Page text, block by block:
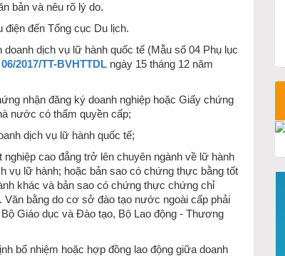
bản và nêu rõ lý do.
đến Tổng cục Du lịch.
dịch vụ lữ hành quốc tế (Mẫu số 04 Phụ lục
2017/TT-BVHTTDL ngày 15 tháng 12 năm
nhận đăng ký doanh nghiệp hoặc Giấy chứng
nước có thẩm quyền cấp;
dịch vụ lữ hành quốc tế;
cao đẳng trở lên chuyên ngành về lữ hành
vụ lữ hành; hoặc bản sao có chứng thực bằng tốt
khác và bản sao có chứng thực chứng chỉ
Văn bằng do cơ sở đào tạo nước ngoài cấp phải
Giáo dục và Đào tạo, Bộ Lao động - Thương
bổ nhiệm hoặc hợp đồng lao động giữa doanh